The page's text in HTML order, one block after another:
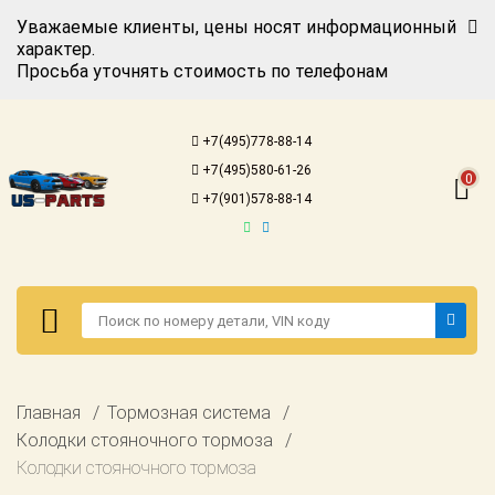
Уважаемые клиенты, цены носят информационный
характер.
Просьба уточнять стоимость по телефонам
+7(495)778-88-14
+7(495)580-61-26
+7(901)578-88-14
0
Авторизация
американских
автомобилей
запросу
техобслуживание
Регистрация
Главная
Тормозная система
Колодки стояночного тормоза
Колодки стояночного тормоза